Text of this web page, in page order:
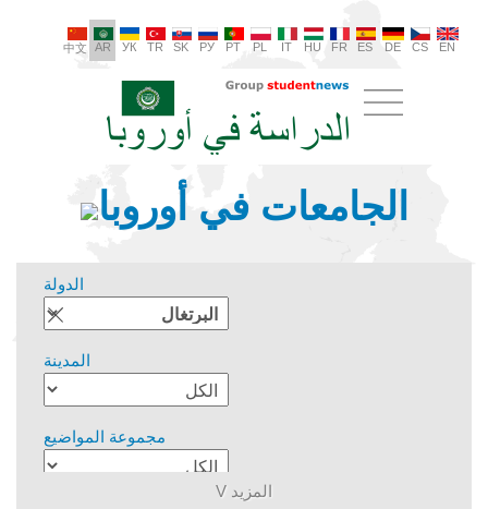
EN
CS
DE
ES
FR
HU
IT
PL
PT
РУ
SK
TR
УК
AR
中文
الجامعات في أوروبا
الدولة
المدينة
مجموعة المواضيع
المزيد V